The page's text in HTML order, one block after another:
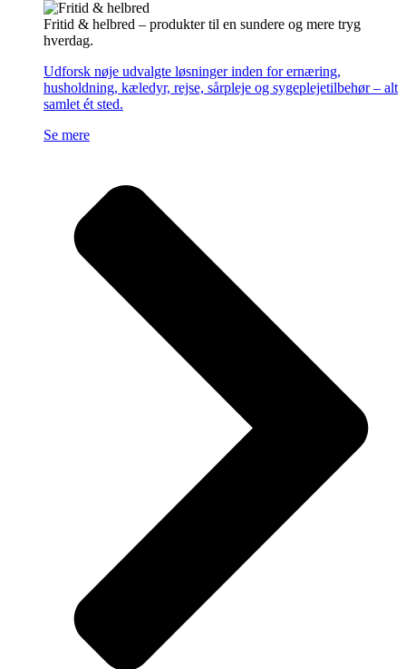
Fritid & helbred – produkter til en sundere og mere tryg
hverdag.
Udforsk nøje udvalgte løsninger inden for ernæring,
husholdning, kæledyr, rejse, sårpleje og sygeplejetilbehør – alt
samlet ét sted.
Se mere